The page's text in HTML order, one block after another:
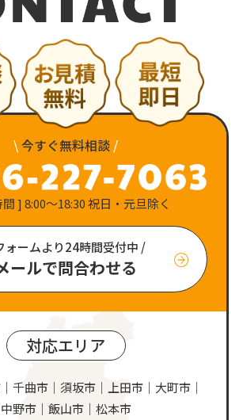
\今すぐ無料相談 /
] 8:00〜18:30 祝日・元旦除く
ォームより24時間受付中 /
ールで問合わせる
対応エリア
千曲市｜須坂市｜上田市｜大町市｜
中野市｜飯山市｜松本市